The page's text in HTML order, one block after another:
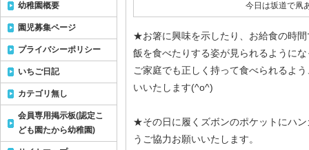
今日は坂道で凧
★お箸に興味を示したり、お給食の時
飯を食べたりする姿が見られるように
ご家庭でも正しく持って食べられるよ
いいたします(^o^)
★その日に履くズボンのポケットにハ
うご協力お願いいたします。
幼稚園概要
園児募集ページ
プライバシーポリシー
いちご日記
カテゴリ無し
会員専用掲示板(認定こ
ども園たから幼稚園)